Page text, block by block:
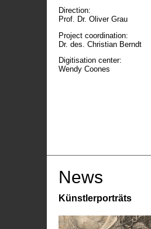
Direction:
Prof. Dr. Oliver Grau
Project coordination:
Dr. des. Christian Berndt
Digitisation center:
Wendy Coones
News
Künstlerporträts